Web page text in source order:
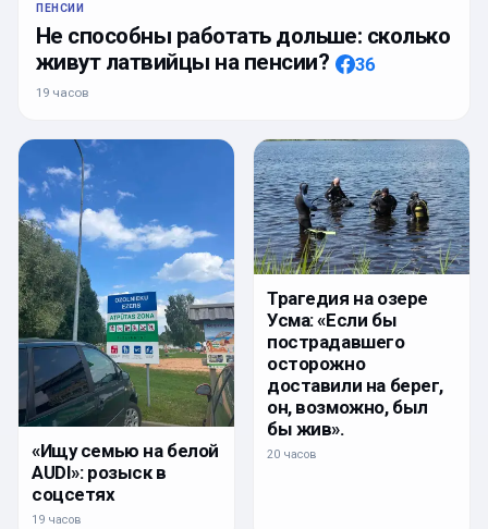
ПЕНСИИ
Не способны работать дольше: сколько
живут латвийцы на пенсии?
36
19 часов
«Ищу семью на белой
AUDI»: розыск в
соцсетях
19 часов
Трагедия на озере
Усма: «Если бы
пострадавшего
осторожно
доставили на берег,
он, возможно, был
бы жив».
20 часов